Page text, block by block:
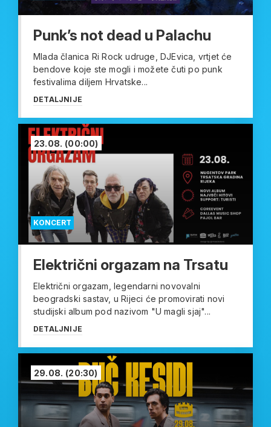
Punk’s not dead u Palachu
Mlada članica Ri Rock udruge, DJEvica, vrtjet će
bendove koje ste mogli i možete čuti po punk
festivalima diljem Hrvatske...
DETALJNIJE
KONCERT
23.08. (00:00)
Električni orgazam na Trsatu
Električni orgazam, legendarni novovalni
beogradski sastav, u Rijeci će promovirati novi
studijski album pod nazivom "U magli sjaj"...
DETALJNIJE
29.08. (20:30)